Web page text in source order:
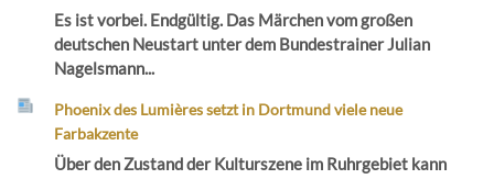
Es ist vorbei. Endgültig. Das Märchen vom großen
deutschen Neustart unter dem Bundestrainer Julian
Nagelsmann...
Phoenix des Lumières setzt in Dortmund viele neue
Farbakzente
Über den Zustand der Kulturszene im Ruhrgebiet kann